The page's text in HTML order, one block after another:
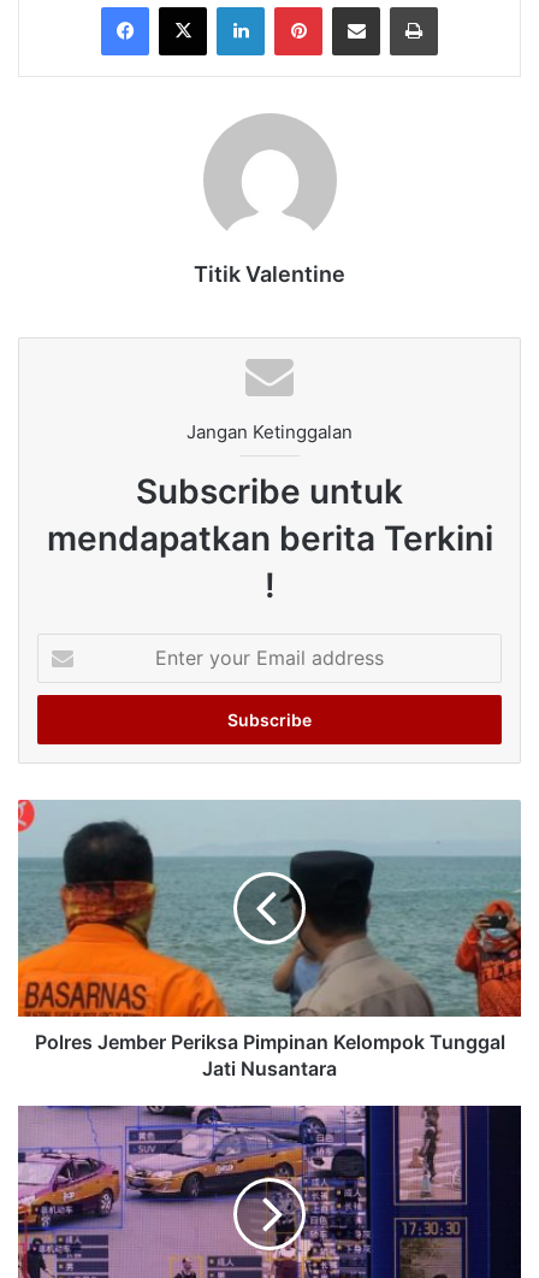
Facebook
X LinkedInPinterestShare via Email Print
Titik Valentine
Jangan Ketinggalan
Subscribe untuk
mendapatkan berita Terkini
!
your
Email
Polres Jember Periksa Pimpinan Kelompok Tunggal
Jati Nusantara